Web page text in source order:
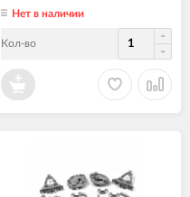
Нет в наличии
Кол-во